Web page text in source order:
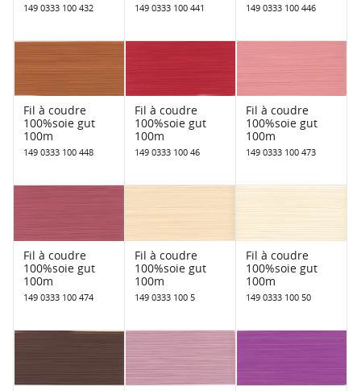
149 0333 100 432 149 0333 100 441 149 0333 100 446
Fil à coudre
100%soie gut
100m
149 0333 100 448
Fil à coudre
100%soie gut
100m
149 0333 100 46
Fil à coudre
100%soie gut
100m
149 0333 100 473
Fil à coudre
100%soie gut
100m
149 0333 100 474
Fil à coudre
100%soie gut
100m
149 0333 100 5
Fil à coudre
100%soie gut
100m
149 0333 100 50